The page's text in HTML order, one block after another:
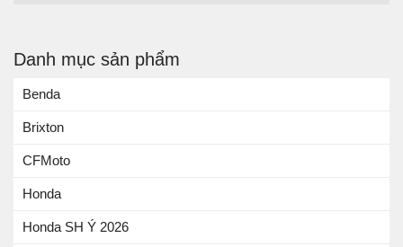
Danh mục sản phẩm
Benda
Brixton
CFMoto
Honda
Honda SH Ý 2026